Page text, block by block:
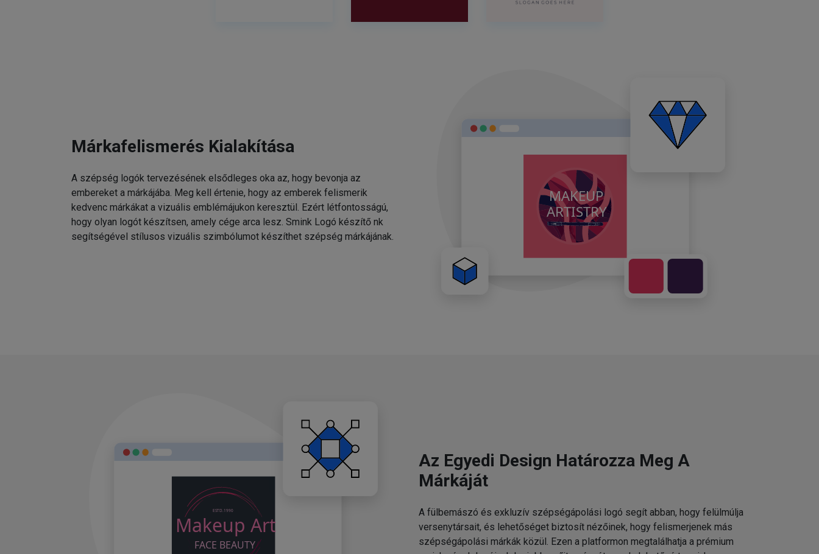
Márkafelismerés Kialakítása
A szépség logók tervezésének elsődleges oka az, hogy bevonja az
embereket a márkájába. Meg kell értenie, hogy az emberek felismerik
kedvenc márkákat a vizuális emblémájukon keresztül. Ezért létfontosságú,
hogy olyan logót készítsen, amely cége arca lesz. Smink Logó készítő nk
segítségével stílusos vizuális szimbólumot készíthet szépség márkájának.
Az Egyedi Design Határozza Meg A
Márkáját
A fülbemászó és exkluzív szépségápolási logó segít abban, hogy felülmúlja
versenytársait, és lehetőséget biztosít nézőinek, hogy felismerjenek más
szépségápolási márkák közül. Ezen a platformon megtalálhatja a prémium